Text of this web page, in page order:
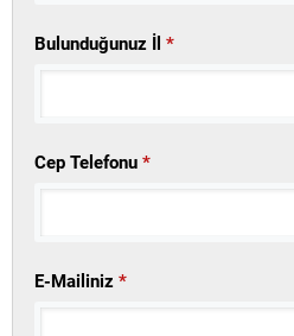
Bulunduğunuz İl *
Cep Telefonu *
E-Mailiniz *